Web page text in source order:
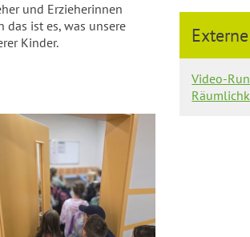
und Erzieherinnen
das ist es, was unsere
Kinder.
Video-